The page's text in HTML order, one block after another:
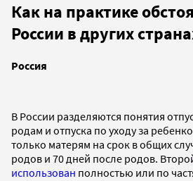
Как на практике
России в других
Россия
В России разделяются понятия
родам и отпуска по уходу за
только матерям на срок в общих
родов и 70 дней после родов.
использован полностью или по